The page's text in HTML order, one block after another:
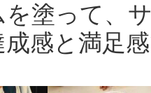
を塗って、
成感と満足